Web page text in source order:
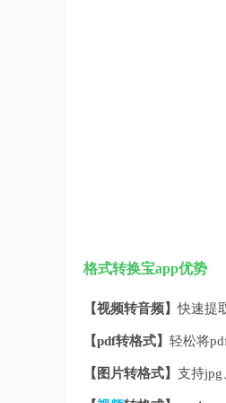
格式转换宝app优势
【视频转音频】快速提
【pdf转格式】 轻松将
【图片转格式】 支持jpg